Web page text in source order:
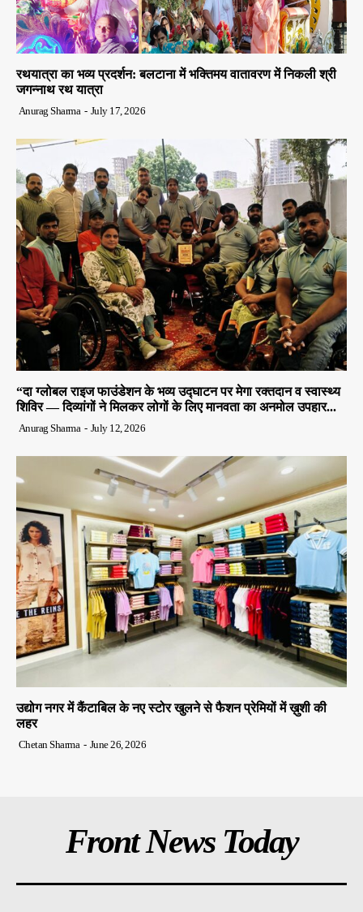
रथयात्रा का भव्य प्रदर्शन: बलटाना में भक्तिमय वातावरण में निकली श्री
जगन्नाथ रथ यात्रा
Anurag Sharma - July 17, 2026
“दा ग्लोबल राइज फाउंडेशन के भव्य उद्घाटन पर मेगा रक्तदान व स्वास्थ्य
शिविर — दिव्यांगों ने मिलकर लोगों के लिए मानवता का अनमोल उपहार...
Anurag Sharma - July 12, 2026
उद्योग नगर में कैंटाबिल के नए स्टोर खुलने से फैशन प्रेमियों में ख़ुशी की
लहर
Chetan Sharma - June 26, 2026
Front News Today